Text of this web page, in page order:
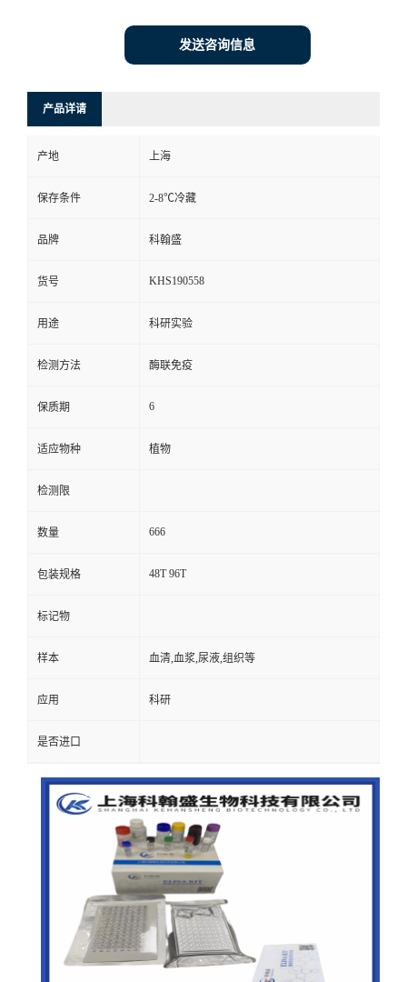
发送咨询信息
产品详请
产地 上海
保存条件 2-8℃冷藏
品牌 科翰盛
货号 KHS190558
用途 科研实验
检测方法 酶联免疫
保质期 6
适应物种 植物
检测限
数量 666
包装规格 48T 96T
标记物
样本 血清,血浆,尿液,组织等
应用 科研
是否进口